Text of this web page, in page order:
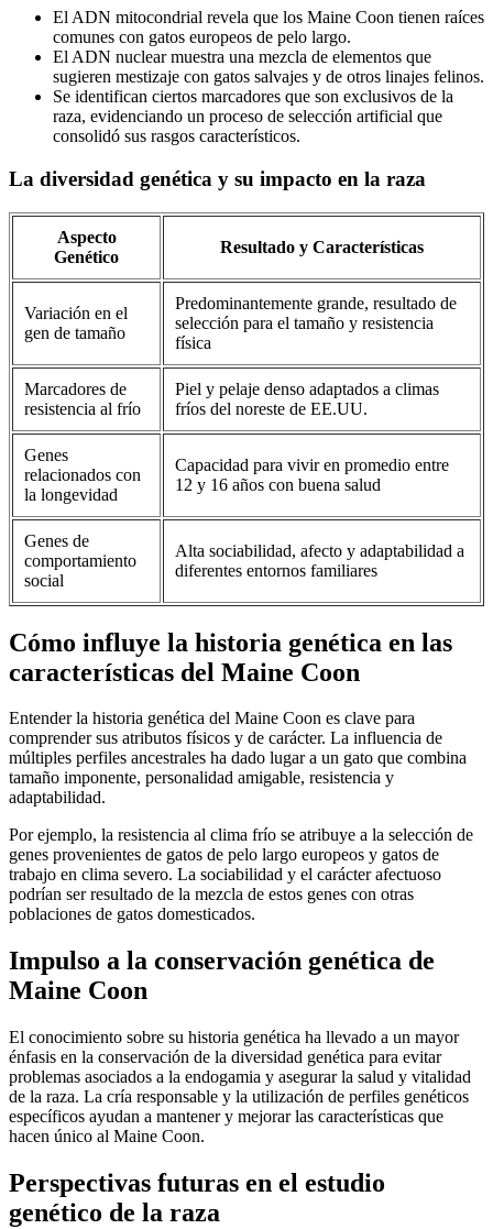
El ADN mitocondrial revela que los Maine Coon tienen raíces
comunes con gatos europeos de pelo largo.
El ADN nuclear muestra una mezcla de elementos que
sugieren mestizaje con gatos salvajes y de otros linajes felinos.
Se identifican ciertos marcadores que son exclusivos de la
raza, evidenciando un proceso de selección artificial que
consolidó sus rasgos característicos.
La diversidad genética y su impacto en la raza
Aspecto
Genético
Resultado y Características
Variación en el
gen de tamaño
Predominantemente grande, resultado de
selección para el tamaño y resistencia
física
Marcadores de
resistencia al frío
Piel y pelaje denso adaptados a climas
fríos del noreste de EE.UU.
Genes
relacionados con
la longevidad
Capacidad para vivir en promedio entre
12 y 16 años con buena salud
Genes de
comportamiento
social
Alta sociabilidad, afecto y adaptabilidad a
diferentes entornos familiares
Cómo influye la historia genética en las
características del Maine Coon
Entender la historia genética del Maine Coon es clave para
comprender sus atributos físicos y de carácter. La influencia de
múltiples perfiles ancestrales ha dado lugar a un gato que combina
tamaño imponente, personalidad amigable, resistencia y
adaptabilidad.
Por ejemplo, la resistencia al clima frío se atribuye a la selección de
genes provenientes de gatos de pelo largo europeos y gatos de
trabajo en clima severo. La sociabilidad y el carácter afectuoso
podrían ser resultado de la mezcla de estos genes con otras
poblaciones de gatos domesticados.
Impulso a la conservación genética de
Maine Coon
El conocimiento sobre su historia genética ha llevado a un mayor
énfasis en la conservación de la diversidad genética para evitar
problemas asociados a la endogamia y asegurar la salud y vitalidad
de la raza. La cría responsable y la utilización de perfiles genéticos
específicos ayudan a mantener y mejorar las características que
hacen único al Maine Coon.
Perspectivas futuras en el estudio
genético de la raza